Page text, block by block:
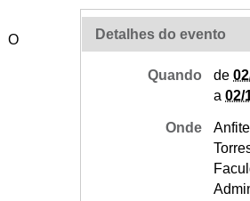
Detalhes do evento
Quando de
a02/
Onde
O